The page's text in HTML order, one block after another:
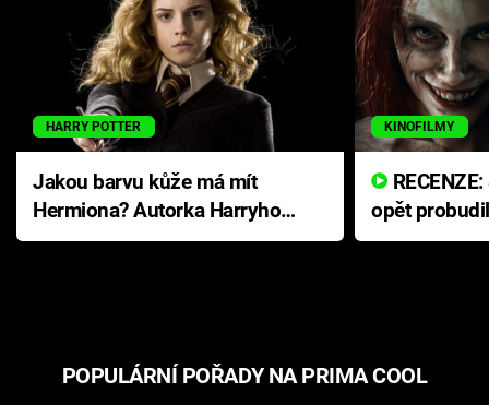
HARRY POTTER
Jakou barvu kůže má mít
Hermiona? Autorka Harryho
Pottera přišla s ráznou
KINOFILMY
opět
přichází s
POPULÁRNÍ POŘADY NA PRIMA COOL